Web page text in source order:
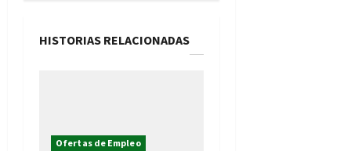
HISTORIAS RELACIONADAS
Ofertas de Empleo